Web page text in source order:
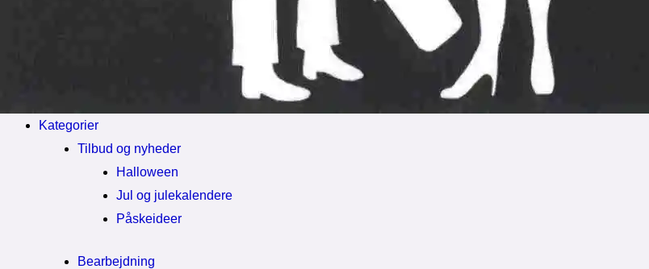
Kategorier
Tilbud og nyheder
Halloween
Jul og julekalendere
Påskeideer
Bearbejdning